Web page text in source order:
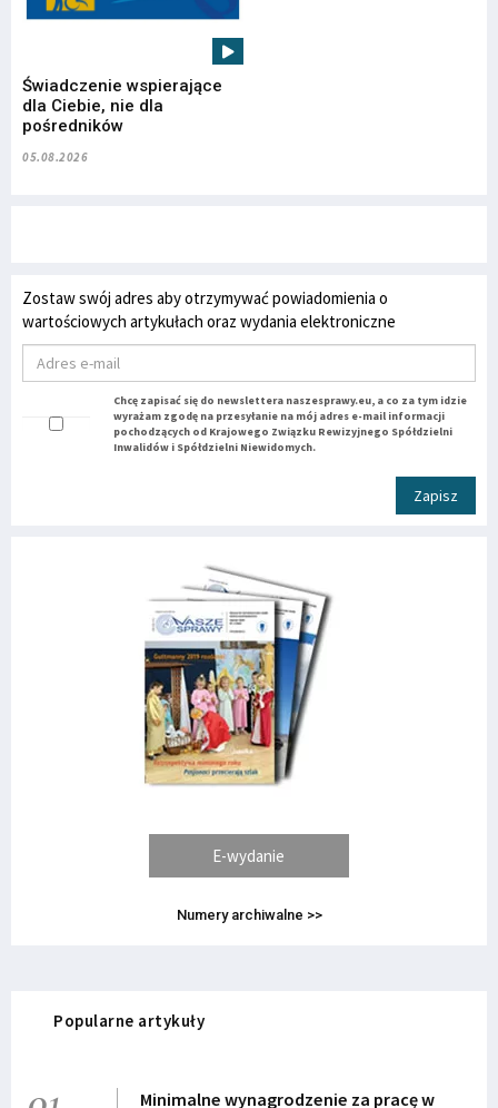
Świadczenie wspierające
dla Ciebie, nie dla
pośredników
05.08.2026
Zostaw swój adres aby otrzymywać powiadomienia o
wartościowych artykułach oraz wydania elektroniczne
Chcę zapisać się do newslettera naszesprawy.eu, a co za tym idzie
wyrażam zgodę na przesyłanie na mój adres e-mail informacji
pochodzących od Krajowego Związku Rewizyjnego Spółdzielni
Inwalidów i Spółdzielni Niewidomych.
Zapisz
E-wydanie
Numery archiwalne >>
Popularne artykuły
Minimalne wynagrodzenie za pracę w